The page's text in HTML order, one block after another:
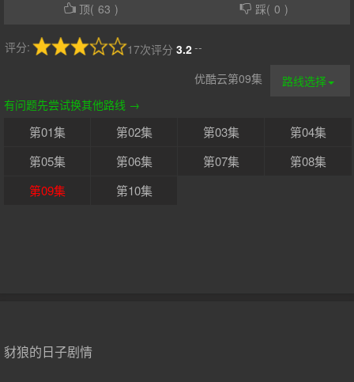
顶( 63 ) 踩( 0 )
评分: 3.2
17次评分 --
路线选择
优酷云第09集
有问题先尝试换其他路线 →
第01集 第02集 第03集
第04集
第05集
第06集 第07集
第08集
第09集
第10集
豺狼的日子剧情